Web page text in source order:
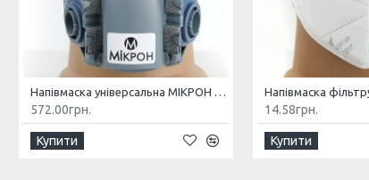
Напівмаска універсальна МІКРОН НМ
572.00грн.
Купити
14.58грн.
Купити